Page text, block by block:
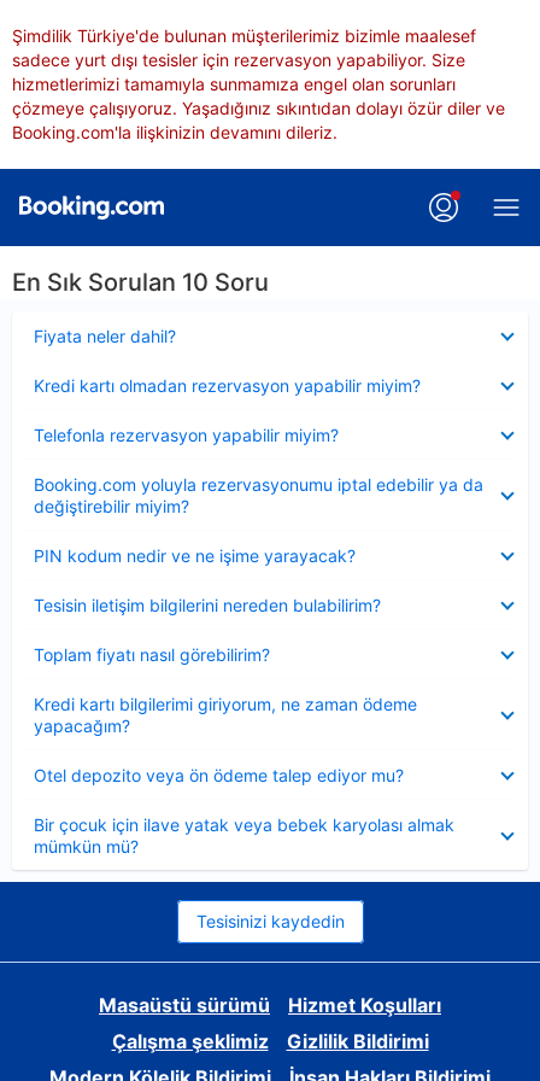
Şimdilik Türkiye'de bulunan müşterilerimiz bizimle maalesef
sadece yurt dışı tesisler için rezervasyon yapabiliyor. Size
hizmetlerimizi tamamıyla sunmamıza engel olan sorunları
çözmeye çalışıyoruz. Yaşadığınız sıkıntıdan dolayı özür diler ve
Booking.com'la ilişkinizin devamını dileriz.
En Sık Sorulan 10 Soru
Fiyata neler dahil?
Kredi kartı olmadan rezervasyon yapabilir miyim?
Telefonla rezervasyon yapabilir miyim?
Booking.com yoluyla rezervasyonumu iptal edebilir ya da
değiştirebilir miyim?
PIN kodum nedir ve ne işime yarayacak?
Tesisin iletişim bilgilerini nereden bulabilirim?
Toplam fiyatı nasıl görebilirim?
Kredi kartı bilgilerimi giriyorum, ne zaman ödeme
yapacağım?
Otel depozito veya ön ödeme talep ediyor mu?
Bir çocuk için ilave yatak veya bebek karyolası almak
mümkün mü?
Tesisinizi kaydedin
Masaüstü sürümü
Hizmet Koşulları
Çalışma şeklimiz
Gizlilik Bildirimi